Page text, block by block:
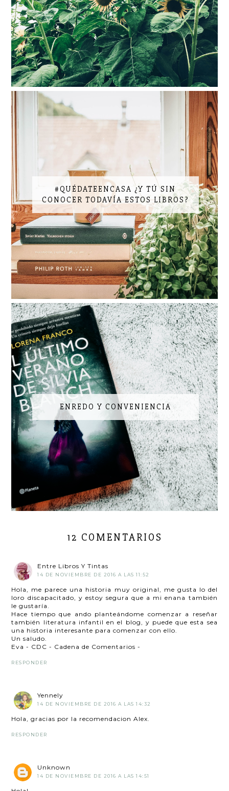
#QUÉDATEENCASA ¿Y TÚ SIN
CONOCER TODAVÍA ESTOS LIBROS?
ENREDO Y CONVENIENCIA
12 COMENTARIOS
Entre Libros Y Tintas
14 DE NOVIEMBRE DE 2016 A LAS 11:52
Hola, me parece una historia muy original, me gusta lo del
loro discapacitado, y estoy segura que a mi enana también
le gustaría.
Hace tiempo que ando planteándome comenzar a reseñar
también literatura infantil en el blog, y puede que esta sea
una historia interesante para comenzar con ello.
Un saludo.
Eva - CDC - Cadena de Comentarios -
RESPONDER
Yennely
14 DE NOVIEMBRE DE 2016 A LAS 14:32
Hola, gracias por la recomendacion Alex.
RESPONDER
Unknown
14 DE NOVIEMBRE DE 2016 A LAS 14:51